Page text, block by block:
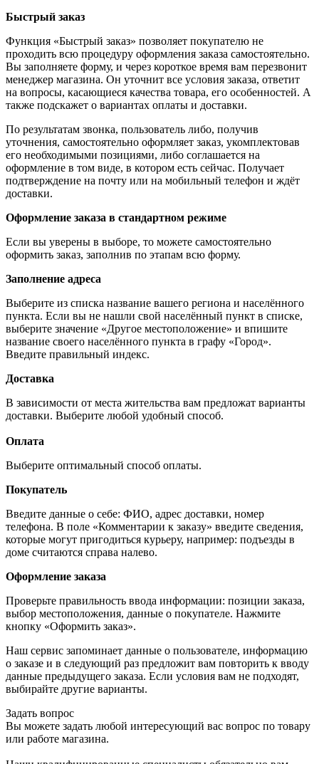
Быстрый заказ
Функция «Быстрый заказ» позволяет покупателю не
проходить всю процедуру оформления заказа самостоятельно.
Вы заполняете форму, и через короткое время вам перезвонит
менеджер магазина. Он уточнит все условия заказа, ответит
на вопросы, касающиеся качества товара, его особенностей. А
также подскажет о вариантах оплаты и доставки.
По результатам звонка, пользователь либо, получив
уточнения, самостоятельно оформляет заказ, укомплектовав
его необходимыми позициями, либо соглашается на
оформление в том виде, в котором есть сейчас. Получает
подтверждение на почту или на мобильный телефон и ждёт
доставки.
Оформление заказа в стандартном режиме
Если вы уверены в выборе, то можете самостоятельно
оформить заказ, заполнив по этапам всю форму.
Заполнение адреса
Выберите из списка название вашего региона и населённого
пункта. Если вы не нашли свой населённый пункт в списке,
выберите значение «Другое местоположение» и впишите
название своего населённого пункта в графу «Город».
Введите правильный индекс.
Доставка
В зависимости от места жительства вам предложат варианты
доставки. Выберите любой удобный способ.
Оплата
Выберите оптимальный способ оплаты.
Покупатель
Введите данные о себе: ФИО, адрес доставки, номер
телефона. В поле «Комментарии к заказу» введите сведения,
которые могут пригодиться курьеру, например: подъезды в
доме считаются справа налево.
Оформление заказа
Проверьте правильность ввода информации: позиции заказа,
выбор местоположения, данные о покупателе. Нажмите
кнопку «Оформить заказ».
Наш сервис запоминает данные о пользователе, информацию
о заказе и в следующий раз предложит вам повторить к вводу
данные предыдущего заказа. Если условия вам не подходят,
выбирайте другие варианты.
Задать вопрос
Вы можете задать любой интересующий вас вопрос по товару
или работе магазина.